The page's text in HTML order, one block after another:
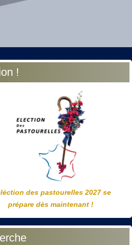
!
des pastourelles 2027 se
prépare dès maintenant !